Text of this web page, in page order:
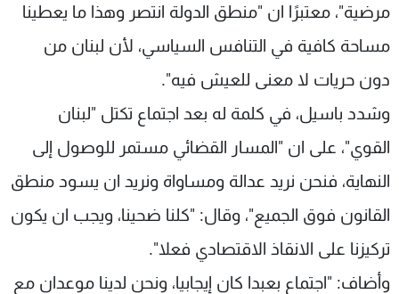
مرضية"، معتبرًا ان "منطق الدولة انتصر وهذا ما يعطينا
مساحة كافية في التنافس السياسي، لأن لبنان من
دون حريات لا معنى للعيش فيه".
وشدد باسيل، في كلمة له بعد اجتماع تكتل "لبنان
القوي"، على ان "المسار القضائي مستمر للوصول إلى
النهاية، فنحن نريد عدالة ومساواة ونريد ان يسود منطق
القانون فوق الجميع"، وقال: "كلنا ضحينا، ويجب ان يكون
تركيزنا على الانقاذ الاقتصادي فعلا".
وأضاف: "اجتماع بعبدا كان إيجابيا، ونحن لدينا موعدان مع
عن MTV
الإنـتـاج
وظائف
تواصل معنا
شروط الإسـتخدام
سياسة الخصوصية